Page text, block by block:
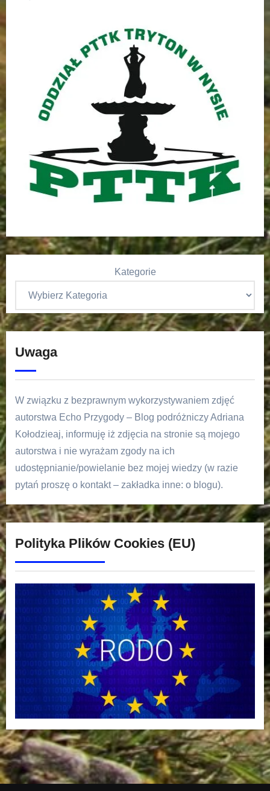
Kategorie
Uwaga
W związku z bezprawnym wykorzystywaniem zdjęć
autorstwa Echo Przygody – Blog podróżniczy Adriana
Kołodzieaj, informuję iż zdjęcia na stronie są mojego
autorstwa i nie wyrażam zgody na ich
udostępnianie/powielanie bez mojej wiedzy (w razie
pytań proszę o kontakt – zakładka inne: o blogu).
Polityka Plików Cookies (EU)